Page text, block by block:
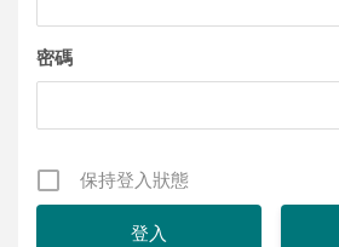
密碼
保持登入狀態